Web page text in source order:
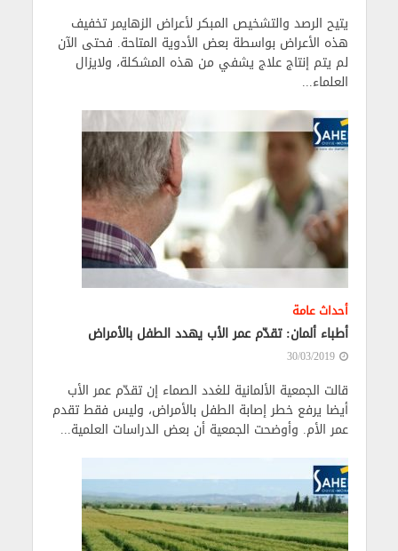
يتيح الرصد والتشخيص المبكر لأعراض الزهايمر تخفيف
هذه الأعراض بواسطة بعض الأدوية المتاحة. فحتى الآن
لم يتم إنتاج علاج يشفي من هذه المشكلة، ولايزال
العلماء...
أحداث عامة
أطباء ألمان: تقدّم عمر الأب يهدد الطفل بالأمراض
30/03/2019
قالت الجمعية الألمانية للغدد الصماء إن ‫تقدّم عمر الأب
أيضا يرفع خطر إصابة الطفل بالأمراض، وليس فقط تقدم
عمر ‫الأم. وأوضحت الجمعية أن بعض الدراسات العلمية...